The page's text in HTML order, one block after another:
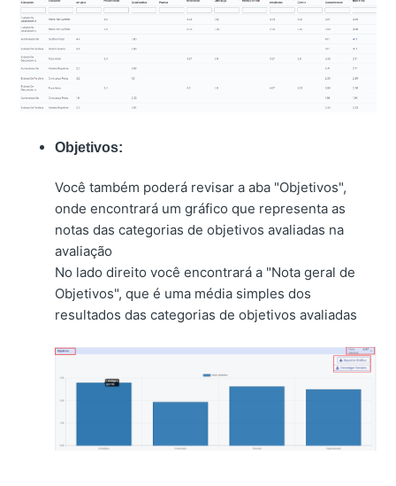
Objetivos:
Você também poderá revisar a aba "Objetivos",
onde encontrará um gráfico que representa as
notas das categorias de objetivos avaliadas na
avaliação
No lado direito você encontrará a "Nota geral de
Objetivos", que é uma média simples dos
resultados das categorias de objetivos avaliadas